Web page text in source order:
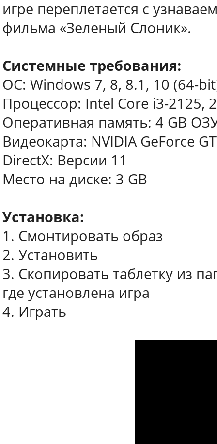
игре переплетается с
фильма «Зеленый Слоник».
Системные требования:
ОС: Windows 7, 8, 8.1, 10 (64-
Процессор: Intel Core i3-2125,
Оперативная память: 4 GB
Видеокарта: NVIDIA GeForce
DirectX: Версии 11
Место на диске: 3 GB
Установка:
1. Смонтировать образ
2. Установить
3. Скопировать таблетку из
где установлена игра
4. Играть